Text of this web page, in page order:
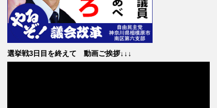
選挙戦3日目を終えて 動画ご挨拶↓↓↓